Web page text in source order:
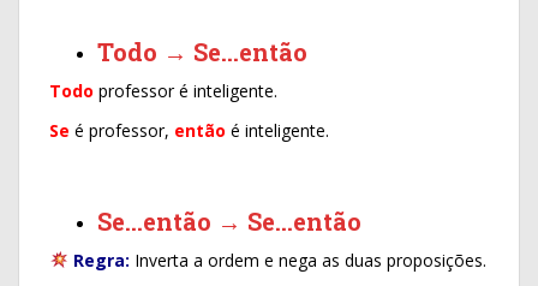
Todo → Se…então
Todo professor é inteligente.
Se é professor, então é inteligente.
Se…então → Se…então
Regra: Inverta a ordem e nega as duas proposições.